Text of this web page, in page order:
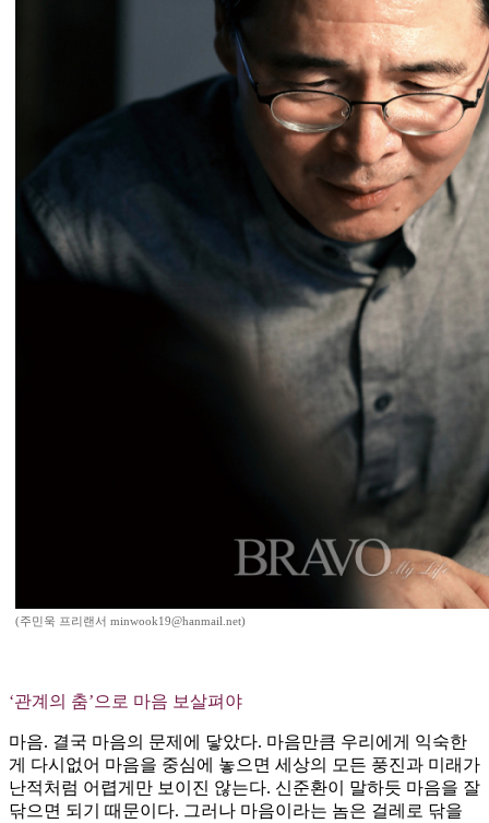
(주민욱 프리랜서 minwook19@hanmail.net)
‘관계의 춤’으로 마음 보살펴야
마음. 결국 마음의 문제에 닿았다. 마음만큼 우리에게 익숙한
게 다시없어 마음을 중심에 놓으면 세상의 모든 풍진과 미래가
난적처럼 어렵게만 보이진 않는다. 신준환이 말하듯 마음을 잘
닦으면 되기 때문이다. 그러나 마음이라는 놈은 걸레로 닦을